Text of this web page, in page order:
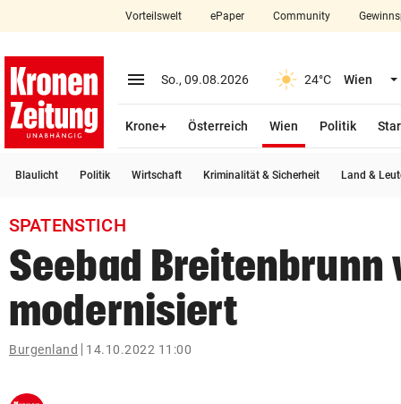
closeSchließen
account_circle Anmelden
arrow_right
search
Suchbegriff
eingeben
Vorteilswelt ePaper Community
menu Menü aufklappen
So., 09.08.2026 24°C Wien
Krone+ Österreich Wien
Politik
Blaulicht Politik Wirtschaft Kriminalität & Sicherheit Land &
SPATENSTICH
Seebad Breitenbrunn
modernisiert
Burgenland 14.10.2022 11:00